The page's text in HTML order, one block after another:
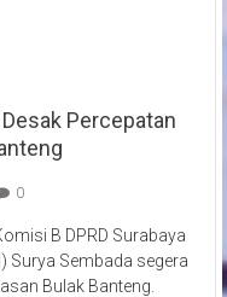
Percepatan
0
B DPRD Surabaya
Surya Sembada segera
Bulak Banteng.